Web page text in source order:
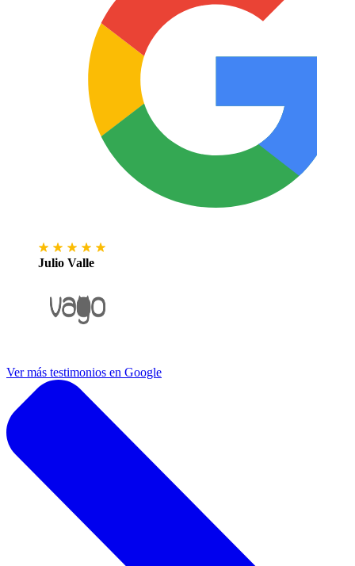
Julio Valle
Ver más testimonios en Google